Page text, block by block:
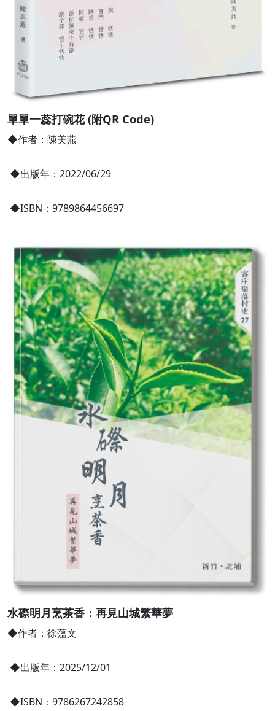
單單一蕊打碗花 (附QR Code)
◆作者：陳美燕
◆出版年：2022/06/29
◆ISBN：9789864456697
水磜明月烹茶香：再見山城繁華夢
◆作者：徐薀文
◆出版年：2025/12/01
◆ISBN：9786267242858